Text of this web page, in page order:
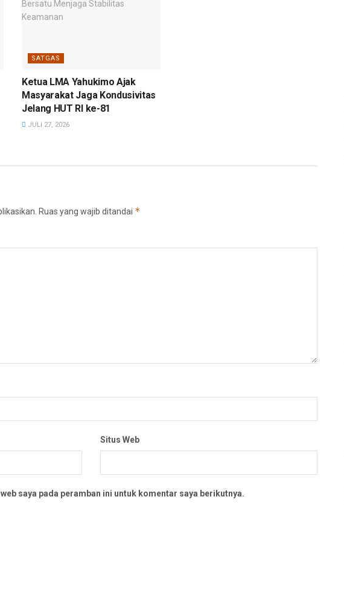
SATGAS
Ketua LMA Yahukimo Ajak
Masyarakat Jaga Kondusivitas
Jelang HUT RI ke-81
JULI 27, 2026
Ruas yang wajib ditandai *
Situs Web
saya pada peramban ini untuk komentar saya berikutnya.